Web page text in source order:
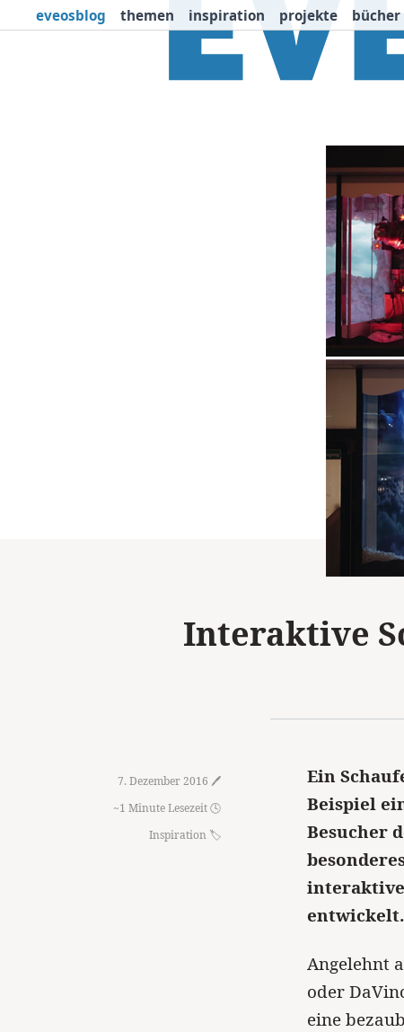
eveosblog themen inspiration projekte bücher
Projekte
Interaktive
7. Dezember 2016 🖊️
~1 Minute Lesezeit 🕓
Inspiration
Ein
Beispiel
Besucher
entwickelt.
Angelehnt
oder
eine